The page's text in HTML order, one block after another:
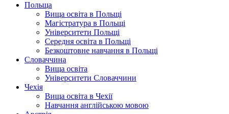
Польща
Вища освіта в Польщі
Магістратура в Польщі
Університети Польщі
Середня освіта в Польщі
Безкоштовне навчання в Польщі
Словаччина
Вища освіта
Університети Словаччини
Чехія
Вища освіта в Чехії
Навчання англійською мовою